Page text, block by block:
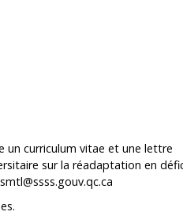
un curriculum vitae et une lettre
sur la réadaptation en